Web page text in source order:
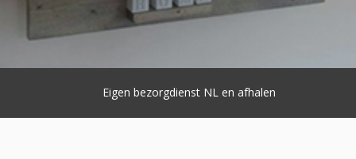
Eigen bezorgdienst NL en afhalen